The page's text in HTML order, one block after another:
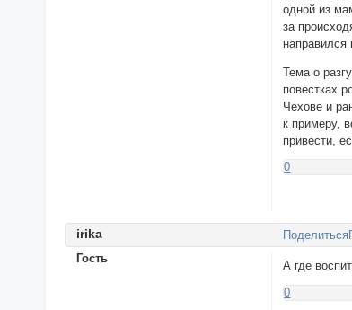
одной из
за
направился
Тема о
повестках
Чехове и
к примеру,
привести,
0
Поделиться
irika
Гость
А где
0